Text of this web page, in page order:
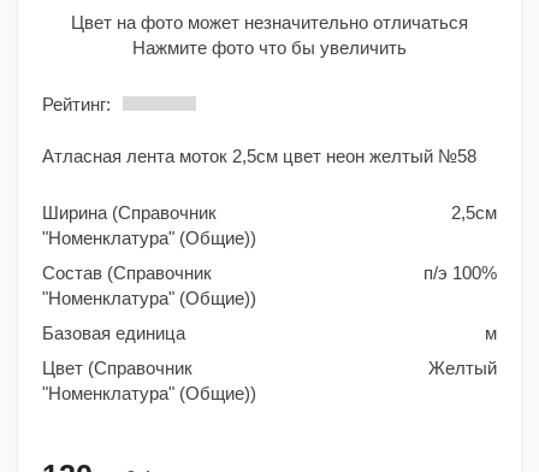
Цвет на фото может незначительно отличаться
Нажмите фото что бы увеличить
Рейтинг:
Атласная лента моток 2,5см цвет неон желтый №58
Ширина (Справочник
"Номенклатура" (Общие))
2,5см
Состав (Справочник
"Номенклатура" (Общие))
п/э 100%
Базовая единица
м
Цвет (Справочник
"Номенклатура" (Общие))
Желтый